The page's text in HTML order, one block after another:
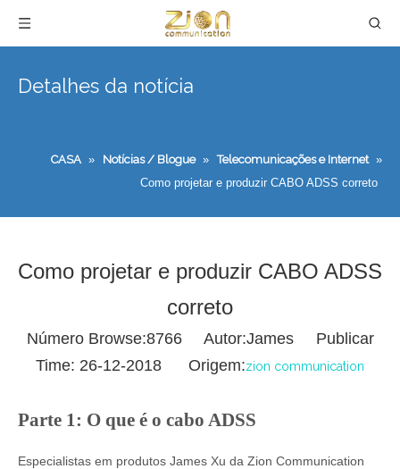
Detalhes da notícia
CASA » Notícias / Blogue » Telecomunicações e Internet »
Como projetar e produzir CABO ADSS correto
Como projetar e produzir CABO ADSS
correto
Número Browse:8766Autor:James Publicar
Time: 26-12-2018 Origem:zion communication
Parte 1: O que é o cabo ADSS
Especialistas em produtos James Xu da Zion Communication